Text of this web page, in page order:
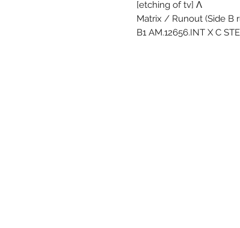
[etching of tv] Λ
Matrix / Runout (Side B
B1 AM.12656.INT X C